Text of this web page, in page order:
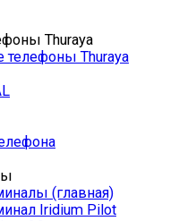
Thuraya
телефоны Thuraya
(главная)
Iridium Pilot